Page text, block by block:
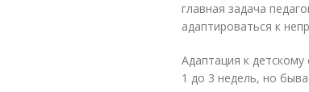
главная задача
адаптироваться к
Адаптация к
1 до 3 недель, но